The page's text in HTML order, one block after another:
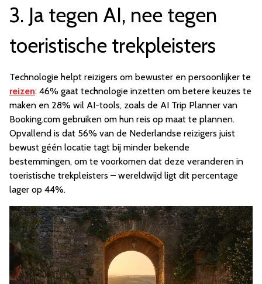
3. Ja tegen AI, nee tegen
toeristische trekpleisters
Technologie helpt reizigers om bewuster en persoonlijker te
reizen: 46% gaat technologie inzetten om betere keuzes te
maken en 28% wil AI-tools, zoals de AI Trip Planner van
Booking.com gebruiken om hun reis op maat te plannen.
Opvallend is dat 56% van de Nederlandse reizigers juist
bewust géén locatie tagt bij minder bekende
bestemmingen, om te voorkomen dat deze veranderen in
toeristische trekpleisters – wereldwijd ligt dit percentage
lager op 44%.